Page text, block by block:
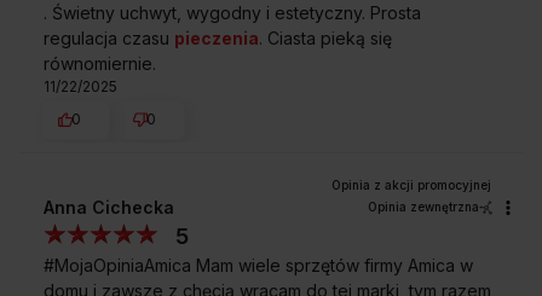
. Świetny uchwyt, wygodny i estetyczny. Prosta
regulacja czasu pieczenia. Ciasta pieką się
równomiernie.
11/22/2025
0
0
Anna Cichecka Opinia zewnętrzna
5
#MojaOpiniaAmica Mam wiele sprzętów firmy Amica w
domu i zawsze z chęcią wracam do tej marki, tym razem